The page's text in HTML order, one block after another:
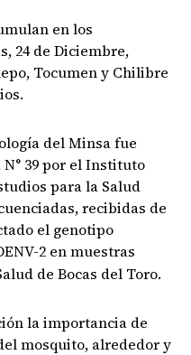
en los
24 de Diciembre,
Tocumen y Chilibre
del Minsa fue
39 por el Instituto
para la Salud
recibidas de
el genotipo
2 en muestras
de Bocas del Toro.
la importancia de
mosquito, alrededor y